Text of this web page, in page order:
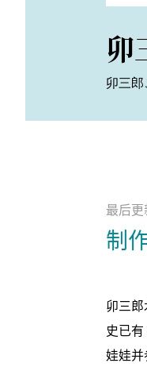
卯
卯三郎
最后
制
卯三
史已
娃娃